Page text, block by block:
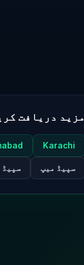
مزید دریافت
Karachi
سپیڈ میپ سپیڈ